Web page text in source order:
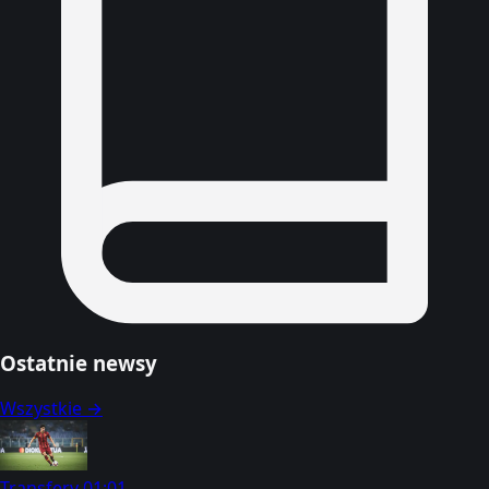
Ostatnie newsy
Wszystkie →